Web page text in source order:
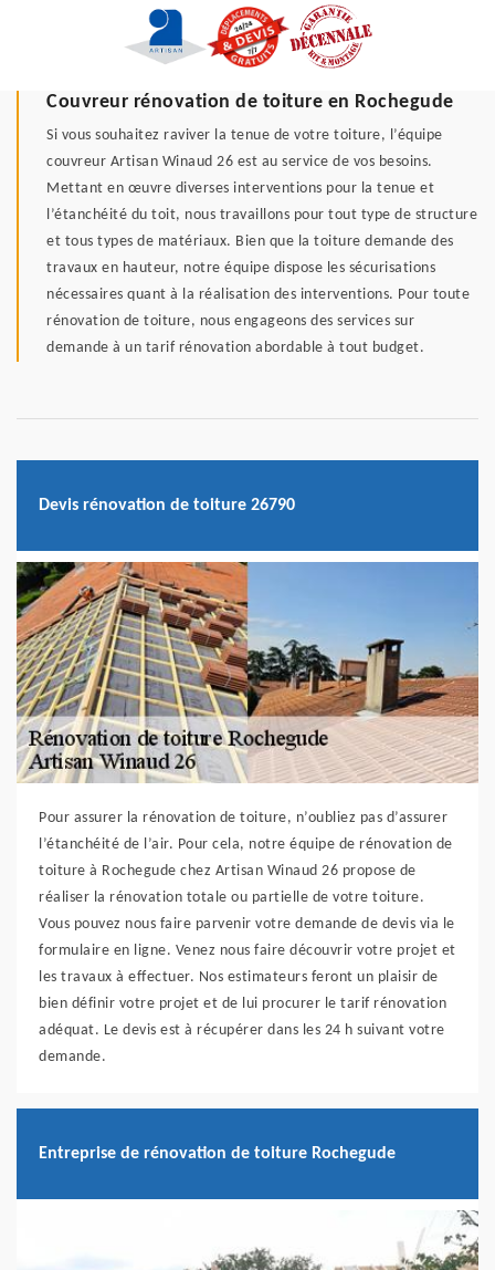
Couvreur rénovation de toiture en Rochegude
Si vous souhaitez raviver la tenue de votre toiture, l’équipe
couvreur Artisan Winaud 26 est au service de vos besoins.
Mettant en œuvre diverses interventions pour la tenue et
l’étanchéité du toit, nous travaillons pour tout type de structure
et tous types de matériaux. Bien que la toiture demande des
travaux en hauteur, notre équipe dispose les sécurisations
nécessaires quant à la réalisation des interventions. Pour toute
rénovation de toiture, nous engageons des services sur
demande à un tarif rénovation abordable à tout budget.
Devis rénovation de toiture 26790
Pour assurer la rénovation de toiture, n’oubliez pas d’assurer
l’étanchéité de l’air. Pour cela, notre équipe de rénovation de
toiture à Rochegude chez Artisan Winaud 26 propose de
réaliser la rénovation totale ou partielle de votre toiture.
Vous pouvez nous faire parvenir votre demande de devis via le
formulaire en ligne. Venez nous faire découvrir votre projet et
les travaux à effectuer. Nos estimateurs feront un plaisir de
bien définir votre projet et de lui procurer le tarif rénovation
adéquat. Le devis est à récupérer dans les 24 h suivant votre
demande.
Entreprise de rénovation de toiture Rochegude